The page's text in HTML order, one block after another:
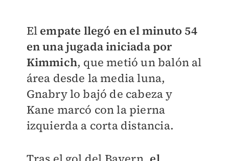
El empate llegó en el minuto 54
en una jugada iniciada por
Kimmich, que metió un balón al
área desde la media luna,
Gnabry lo bajó de cabeza y
Kane marcó con la pierna
izquierda a corta distancia.